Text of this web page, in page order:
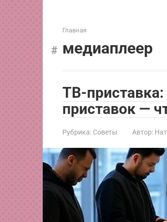
Главная
медиаплеер
ТВ-приставка:
приставок —
Рубрика: Советы Автор: